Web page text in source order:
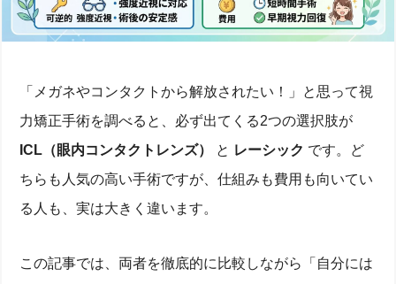
「メガネやコンタクトから解放されたい！」と思って視
力矯正手術を調べると、必ず出てくる2つの選択肢が
ICL（眼内コンタクトレンズ）
と レーシック です。ど
ちらも人気の高い手術ですが、仕組みも費用も向いてい
る人も、実は大きく違います。
この記事では、両者を徹底的に比較しながら「自分には